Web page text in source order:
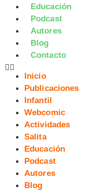
Educación
Podcast
Autores
Blog
Contacto
Inicio
Publicaciones
Infantil
Webcomic
Actividades
Salita
Educación
Podcast
Autores
Blog